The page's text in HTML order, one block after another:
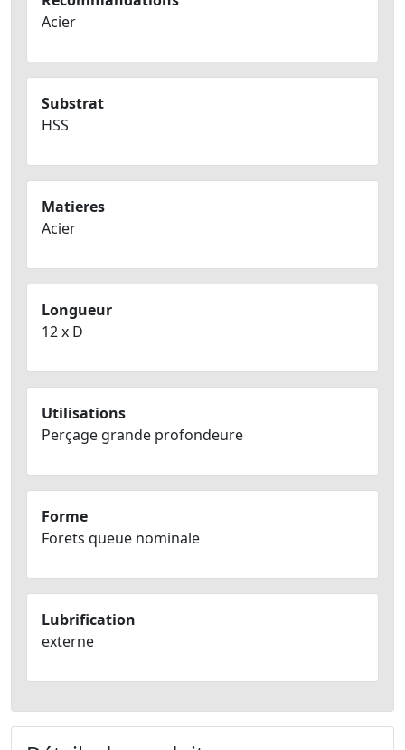
Acier
Substrat
HSS
Matieres
Acier
Longueur
12 x D
Utilisations
Perçage grande profondeure
Forme
Forets queue nominale
Lubrification
externe